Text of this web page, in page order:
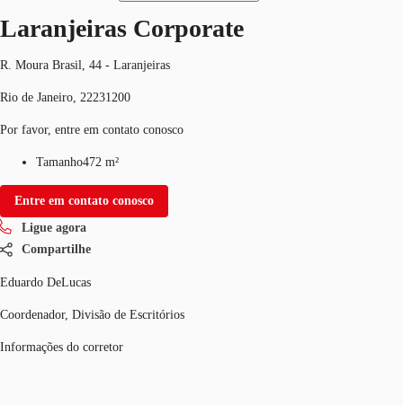
Laranjeiras Corporate
R. Moura Brasil, 44 - Laranjeiras
Rio de Janeiro, 22231200
Por favor, entre em contato conosco
Tamanho472 m²
Entre em contato conosco
Ligue agora
Compartilhe
Eduardo DeLucas
Coordenador, Divisão de Escritórios
Informações do corretor